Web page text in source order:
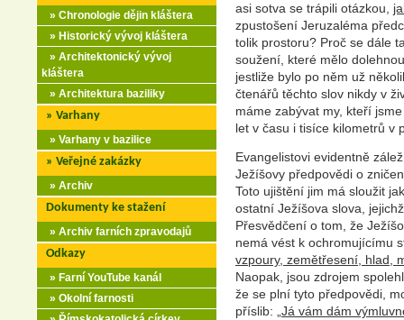
» Chronologie dějin kláštera
» Historický vývoj kláštera
» Architektonický vývoj
kláštera
» Architektura baziliky
» Varhany
» Varhany v bazilice
» Veřejné zakázky
» Archiv
Dokumenty ke stažení
» Archiv farních zpravodajů
Odkazy
» Farní YouTube kanál
» Okolní farnosti
asi sotva se trápili otázkou,
zpustošení Jeruzaléma
tolik prostoru? Proč se dále
soužení, které mělo
jestliže bylo po něm už
čtenářů těchto slov nikdy v
máme zabývat my, kteří
let v času i tisíce kilometrů v
Evangelistovi evidentně
Ježíšovy předpovědi o
Toto ujištění jim má sloužit
ostatní Ježíšova slova,
Přesvědčení o tom, že
nemá vést k ochromujícímu
vzpoury, zemětřesení, hlad,
Naopak, jsou zdrojem
že se plní tyto předpovědi,
příslib: „ Já vám dám